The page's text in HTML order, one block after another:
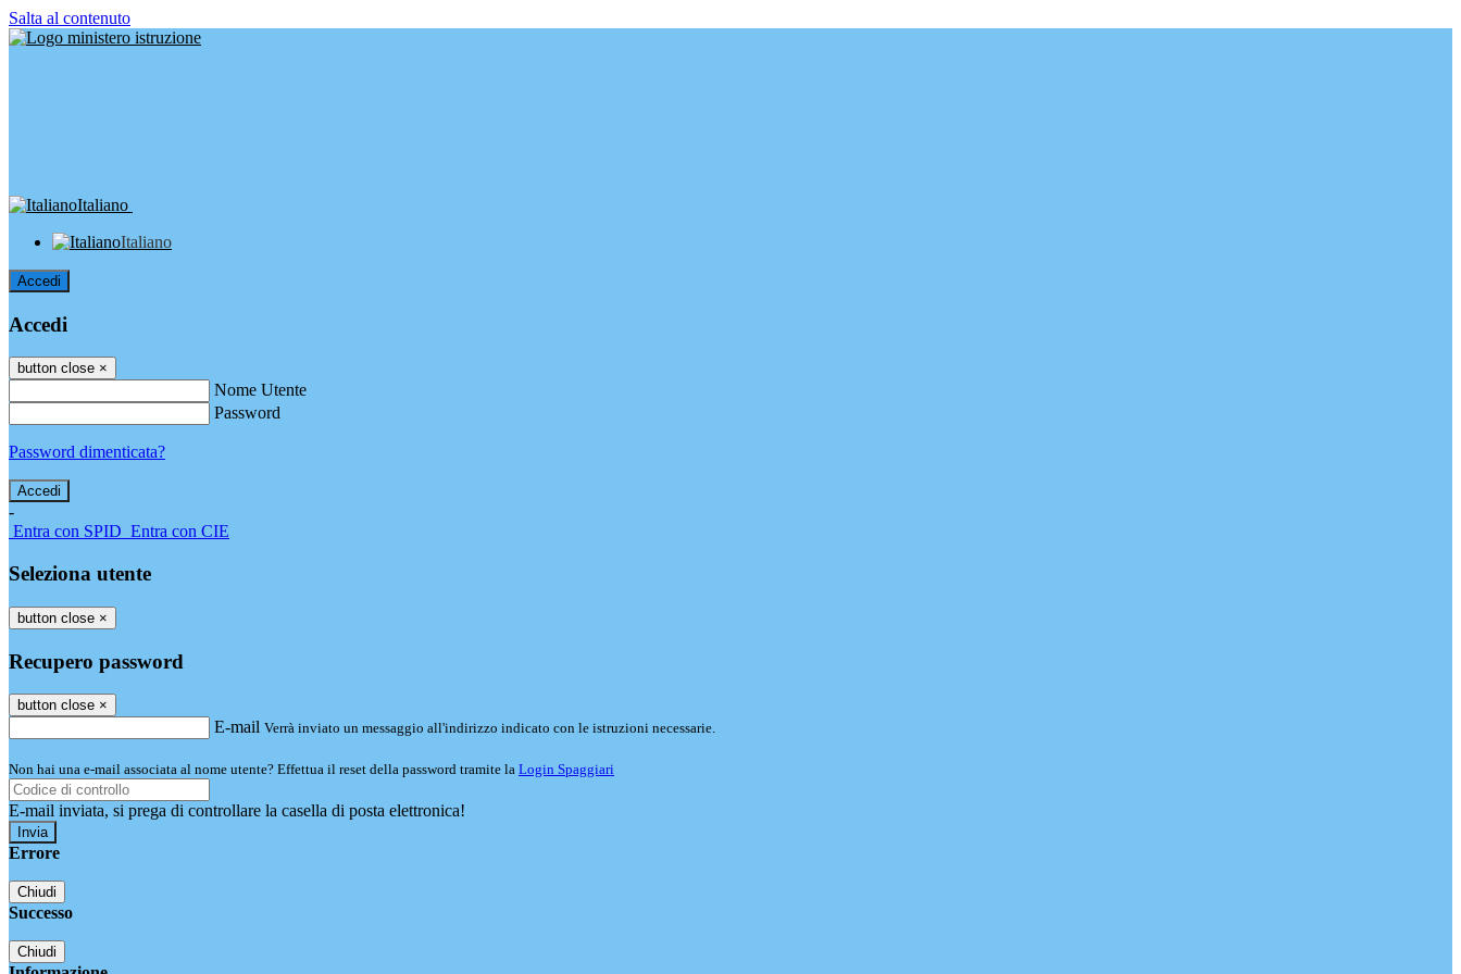
Salta al contenuto
Italiano
Italiano
Accedi
Accedi
button close ×
Nome Utente
Password
Password dimenticata?
-
Entra con SPID Entra con CIE
Seleziona utente
button close ×
Recupero password
button close ×
E-mail Verrà inviato un messaggio all'indirizzo indicato con le istruzioni necessarie.
Non hai una e-mail associata al nome utente? Effettua il reset della password tramite la Login Spaggiari
E-mail inviata, si prega di controllare la casella di posta elettronica!
Errore
Chiudi
Successo
Chiudi